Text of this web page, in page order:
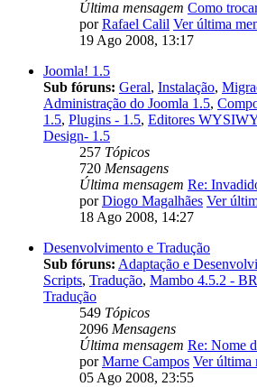
Última mensagem Como
porRafael Calil Ver última
19 Ago 2008, 13:17
Joomla! 1.5
Sub fóruns: Geral, Instalação,
Administração do Joomla 1.5,
1.5, Plugins - 1.5, Editores
Design- 1.5
257 Tópicos
720 Mensagens
Última mensagem Re:
porDiogo Magalhães Ver
18 Ago 2008, 14:27
Desenvolvimento e Tradução
Sub fóruns: Adaptação e
Scripts, Tradução, Mambo 4.5.2 -
Tradução
549 Tópicos
2096 Mensagens
Última mensagem Re: Nome
porMarne Campos Ver última
05 Ago 2008, 23:55